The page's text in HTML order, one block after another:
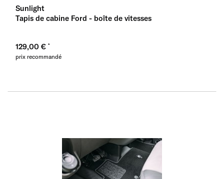
Sunlight
Tapis de cabine Ford - boîte de vitesses
129,00 €
prix recommandé